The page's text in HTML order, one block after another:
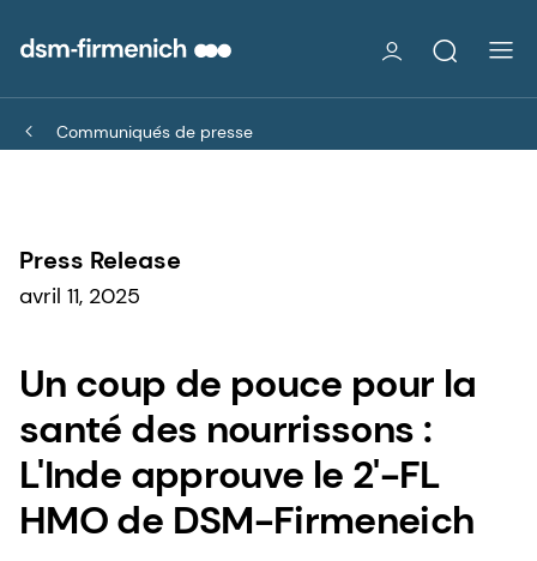
Communiqués de presse
Press Release
avril 11, 2025
Un coup de pouce pour la
santé des nourrissons :
L'Inde approuve le 2'-FL
HMO de DSM-Firmeneich